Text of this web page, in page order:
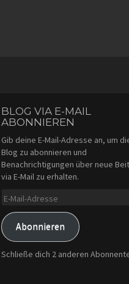
BLOG VIA E-MAIL
ABONNIEREN
Gib deine E-Mail-Adresse an, um
Blog zu abonnieren und
Benachrichtigungen über neue
via E-Mail zu erhalten.
E-
Adresse
Abonnieren
Schließe dich 2 anderen